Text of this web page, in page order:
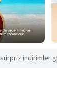
indirimler